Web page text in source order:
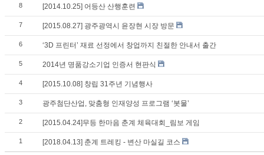
8 [2014.10.25] 어등산 산행훈련
7 [2015.08.27] 광주광역시 윤장현 시장 방문
6 ‘3D 프린터’ 재료 선정에서 창업까지 친절한 안내서 출간
5 2014년 명품강소기업 인증서 현판식
4 [2015.10.08] 창립 31주년 기념행사
3 광주첨단산업, 맞춤형 인재양성 프로그램 ‘봇물’
2 [2015.04.24]무등 한마음 춘계 체육대회_림보 게임
1 [2018.04.13] 춘계 트레킹 - 변산 마실길 코스